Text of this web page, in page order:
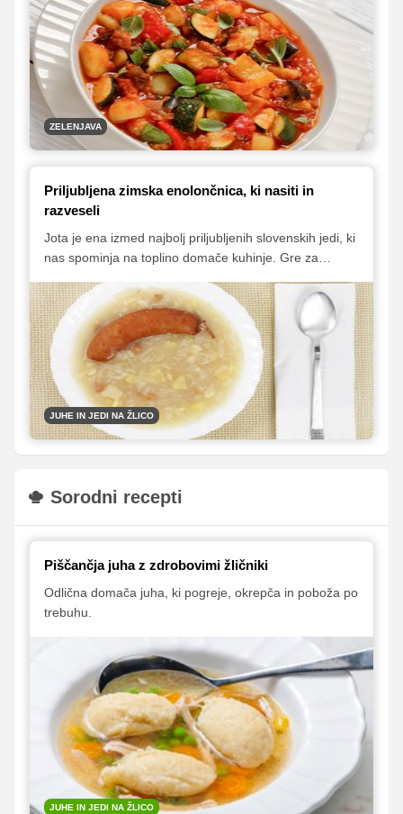
en lonec zmetati vse, kar trenutno raste na vrtu.
ZELENJAVA
Priljubljena zimska enolončnica, ki nasiti in
razveseli
Jota je ena izmed najbolj priljubljenih slovenskih jedi, ki
nas spominja na toplino domače kuhinje. Gre za
posebej priljubljena v zimskih mesecih. Najbolj znana
različica je s kislim zeljem, vendar pa v nekaterih delih
Slovenije pripravljajo tudi joto z repo, ki prav tako slovi
po svoji preprostosti in odličnem okusu.
JUHE IN JEDI NA ŽLICO
Sorodni recepti
Piščančja juha z zdrobovimi žličniki
Odlična domača juha, ki pogreje, okrepča in poboža po
trebuhu.
JUHE IN JEDI NA ŽLICO